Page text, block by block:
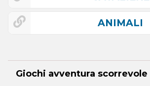
ANIMALI
Giochi avventura scorrevole